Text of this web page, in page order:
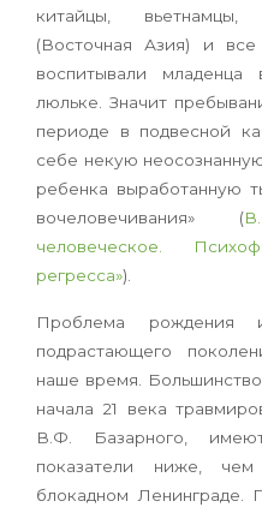
китайцы,
(Восточная Азия) и
воспитывали
люльке. Значит
периоде в подвесной
себе некую
ребенка выработан­ную
вочеловечивания» (
человеческое.
регресса»).
Проблема рождения
подрастающего
наше время.
начала 21 века
В.Ф. Базарного,
показатели ниже,
блокадном Ленинграде.